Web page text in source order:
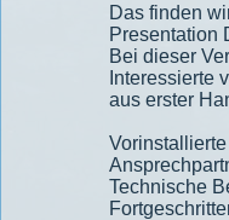
Das finden
Presentation
Bei dieser
Interessierte
aus erster
Technische